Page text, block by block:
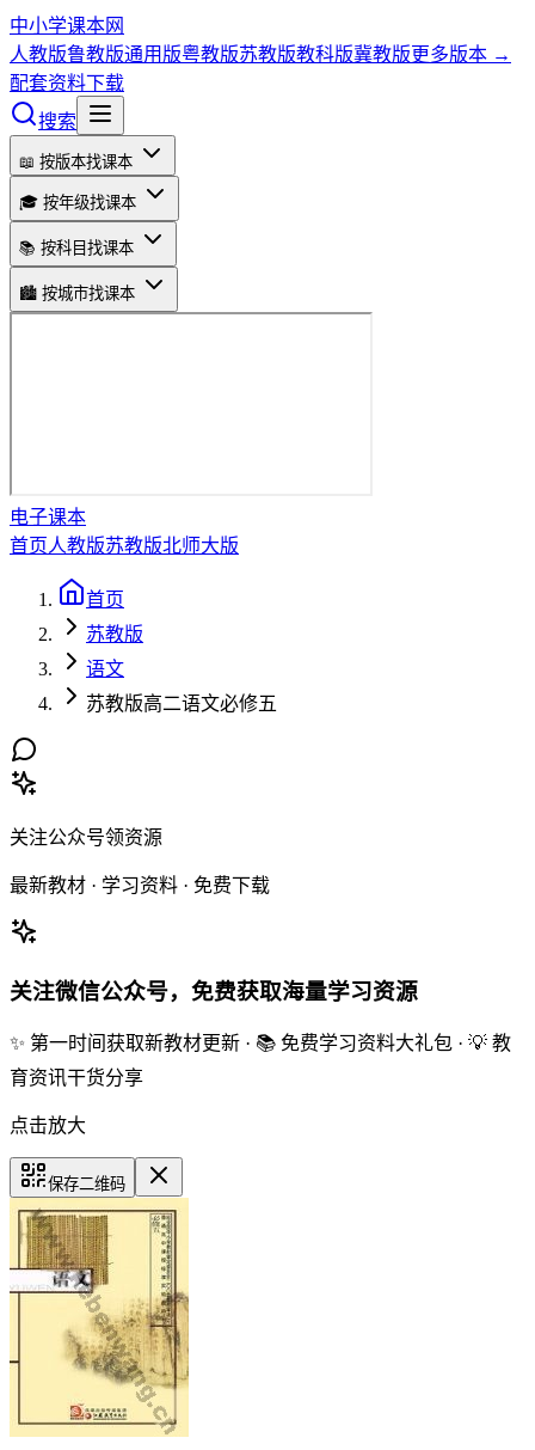
中小学课本网
人教版鲁教版通用版粤教版苏教版教科版冀教版更多版本 →
配套资料下载
搜索
📖 按版本找课本
🎓 按年级找课本
📚 按科目找课本
🏙️ 按城市找课本
电子课本
首页人教版苏教版北师大版
首页
苏教版
语文
苏教版高二语文必修五
关注公众号领资源
最新教材 · 学习资料 · 免费下载
关注微信公众号，免费获取海量学习资源
✨ 第一时间获取新教材更新 · 📚 免费学习资料大礼包 · 💡 教
育资讯干货分享
点击放大
保存二维码